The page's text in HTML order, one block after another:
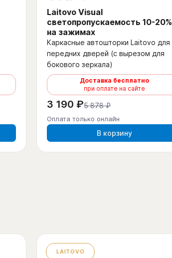
Laitovo Visual
светопропускаемость 10-20%
на зажимах
Каркасные автошторки Laitovo для
передних дверей (с вырезом для
бокового зеркала)
Доставка бесплатно
при оплате на сайте
3 190 ₽5 878 ₽
Оплата только онлайн
В корзину
LAITOVO